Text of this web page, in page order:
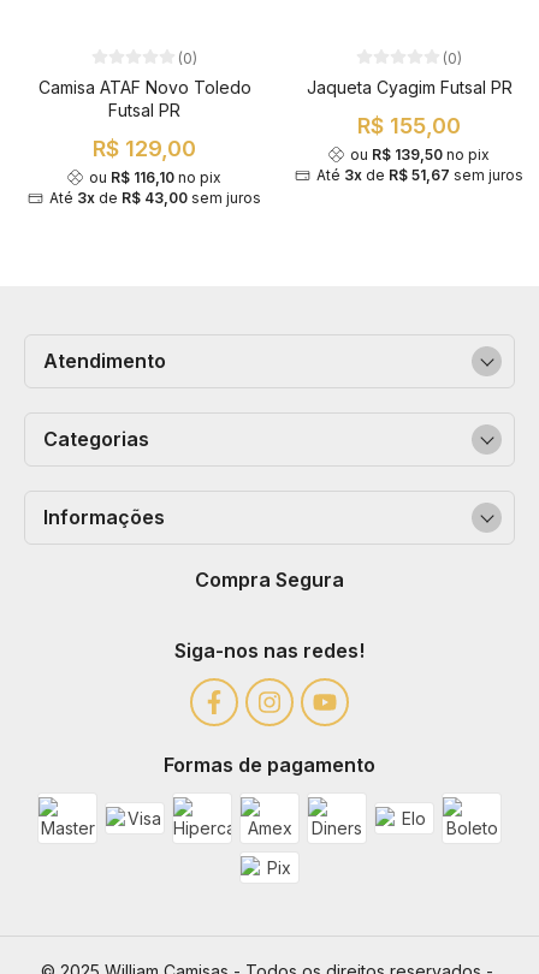
(0)
Camisa ATAF Novo Toledo
Futsal PR
R$ 129,00
ou R$ 116,10 no pix
Até 3x de R$ 43,00 sem juros
(0)
Jaqueta Cyagim Futsal PR
R$ 155,00
ou R$ 139,50 no pix
Até 3x de R$ 51,67 sem juros
Categorias
Informações
Compra Segura
Atendimento
Siga-nos nas redes!
Formas de pagamento